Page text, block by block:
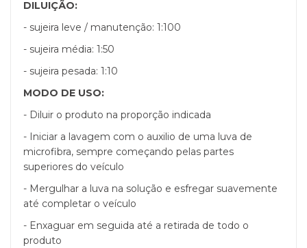
DILUIÇÃO:
- sujeira leve / manutenção: 1:100
- sujeira média: 1:50
- sujeira pesada: 1:10
MODO DE USO:
- Diluir o produto na proporção indicada
- Iniciar a lavagem com o auxilio de uma luva de
microfibra, sempre começando pelas partes
superiores do veículo
- Mergulhar a luva na solução e esfregar suavemente
até completar o veículo
- Enxaguar em seguida até a retirada de todo o
produto